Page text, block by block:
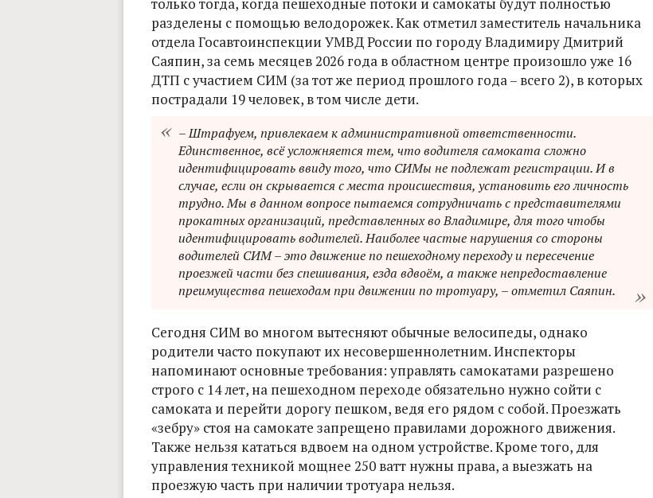
разделены с помощью велодорожек. Как отметил заместитель начальника
отдела Госавтоинспекции УМВД России по городу Владимиру Дмитрий
Саяпин, за семь месяцев 2026 года в областном центре произошло уже 16
ДТП с участием СИМ (за тот же период прошлого года – всего 2), в которых
пострадали 19 человек, в том числе дети.
– Штрафуем, привлекаем к административной ответственности.
Единственное, всё усложняется тем, что водителя самоката сложно
идентифицировать ввиду того, что СИМы не подлежат регистрации. И в
случае, если он скрывается с места происшествия, установить его личность
трудно. Мы в данном вопросе пытаемся сотрудничать с представителями
прокатных организаций, представленных во Владимире, для того чтобы
идентифицировать водителей. Наиболее частые нарушения со стороны
водителей СИМ – это движение по пешеходному переходу и пересечение
проезжей части без спешивания, езда вдвоём, а также непредоставление
преимущества пешеходам при движении по тротуару, – отметил Саяпин.
Сегодня СИМ во многом вытесняют обычные велосипеды, однако
родители часто покупают их несовершеннолетним. Инспекторы
напоминают основные требования: управлять самокатами разрешено
строго с 14 лет, на пешеходном переходе обязательно нужно сойти с
самоката и перейти дорогу пешком, ведя его рядом с собой. Проезжать
«зебру» стоя на самокате запрещено правилами дорожного движения.
Также нельзя кататься вдвоем на одном устройстве. Кроме того, для
управления техникой мощнее 250 ватт нужны права, а выезжать на
проезжую часть при наличии тротуара нельзя.